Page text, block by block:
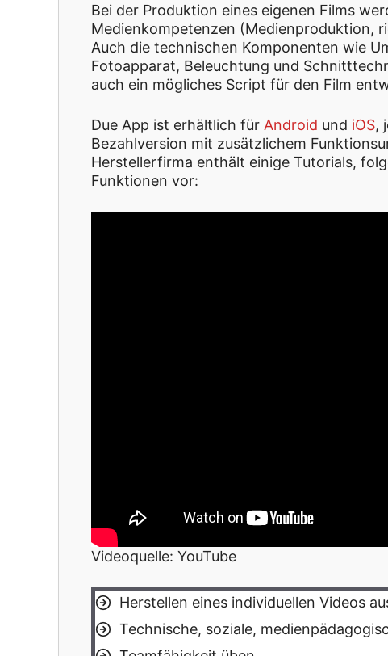
Bei der Produktion eines eigenen Films
Medienkompetenzen (Medienproduktion,
Auch die technischen Komponenten wie
Fotoapparat, Beleuchtung und
auch ein mögliches Script für den Film
Due App ist erhältlich für Android und iOS,
Bezahlversion mit zusätzlichem
Herstellerfirma enthält einige Tutorials,
Funktionen vor:
Videoquelle: YouTube
Herstellen eines individuellen Videos
Technische, soziale,